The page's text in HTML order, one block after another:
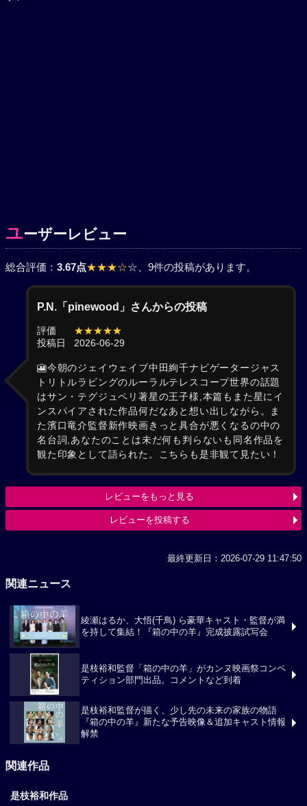
ユーザーレビュー
総合評価： 3.67点★★★☆☆ 、9件の投稿があります。
P.N.「pinewood」さんからの投稿
評価
★★★★★
投稿日
2026-06-29
🎦今朝のジェイウェイブ中田絢千ナビゲータージャス
トリトルラビングのルーラルテレスコープ世界の話題
はサン・テグジュペリ著星の王子様,本篇もまた星にイ
ンスパイアされた作品何だなあと想い出しながら。ま
た濱口竜介監督新作映画きっと具合が悪くなるの中の
名台詞,あなたのことは未だ何も判らないも同名作品を
観た印象として語られた。こちらも是非観て見たい！
レビューをもっと見る
レビューを投稿する
最終更新日：2026-07-29 11:47:50
関連ニュース
綾瀬はるか、大悟(千鳥) ら豪華キャスト・監督が満
を持して集結！『箱の中の羊』完成披露試写会
是枝裕和監督「箱の中の羊」がカンヌ映画祭コンペ
ティション部門出品。コメントなど到着
是枝裕和監督が描く、少し先の未来の家族の物語
『箱の中の羊』新たな予告映像＆追加キャスト情報
解禁
関連作品
是枝裕和作品